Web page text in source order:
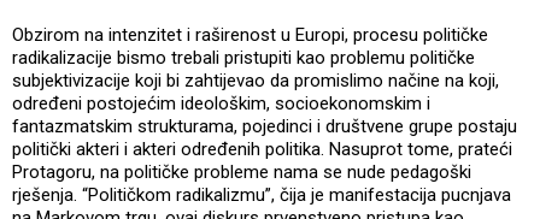
Obzirom na intenzitet i raširenost u Europi, procesu političke
radikalizacije bismo trebali pristupiti kao problemu političke
subjektivizacije koji bi zahtijevao da promislimo načine na koji,
određeni postojećim ideološkim, socioekonomskim i
fantazmatskim strukturama, pojedinci i društvene grupe postaju
politički akteri i akteri određenih politika. Nasuprot tome, prateći
Protagoru, na političke probleme nama se nude pedagoški
rješenja. “Političkom radikalizmu”, čija je manifestacija pucnjava